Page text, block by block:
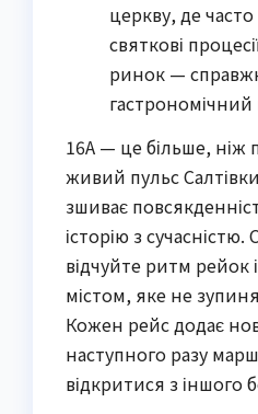
церкву, де
святкові
ринок —
гастрономічний
16А — це більше, ніж
живий пульс
зшиває
історію з сучасністю.
відчуйте ритм рейок
містом, яке не
Кожен рейс додає
наступного разу
відкритися з іншого